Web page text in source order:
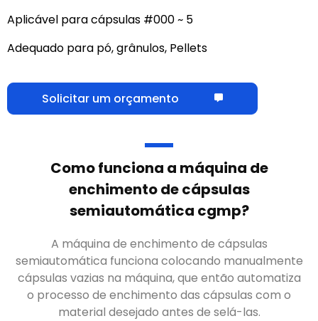
Aplicável para cápsulas #000 ~ 5
Adequado para pó, grânulos, Pellets
Solicitar um orçamento
Como funciona a máquina de
enchimento de cápsulas
semiautomática cgmp?
A máquina de enchimento de cápsulas
semiautomática funciona colocando manualmente
cápsulas vazias na máquina, que então automatiza
o processo de enchimento das cápsulas com o
material desejado antes de selá-las.